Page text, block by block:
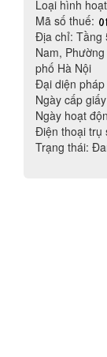
Loại hình
Mã số thuế:
Địa chỉ: Tầng
Nam,
phố Hà Nội
Đại diện
Ngày cấp
Ngày hoạt
Điện thoại trụ
Trạng thái: